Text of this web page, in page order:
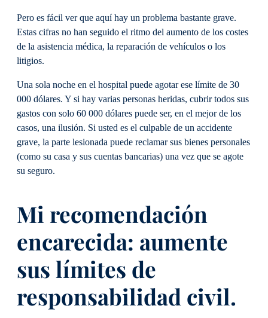
Pero es fácil ver que aquí hay un problema bastante grave.
Estas cifras no han seguido el ritmo del aumento de los costes
de la asistencia médica, la reparación de vehículos o los
litigios.
Una sola noche en el hospital puede agotar ese límite de 30
000 dólares. Y si hay varias personas heridas, cubrir todos sus
gastos con solo 60 000 dólares puede ser, en el mejor de los
casos, una ilusión. Si usted es el culpable de un accidente
grave, la parte lesionada puede reclamar sus bienes personales
(como su casa y sus cuentas bancarias) una vez que se agote
su seguro.
Mi recomendación
encarecida: aumente
sus límites de
responsabilidad civil.